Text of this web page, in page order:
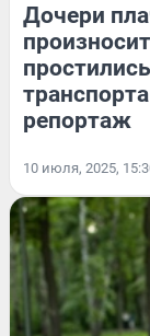
Дочери
репортаж
10 июля, 2025,